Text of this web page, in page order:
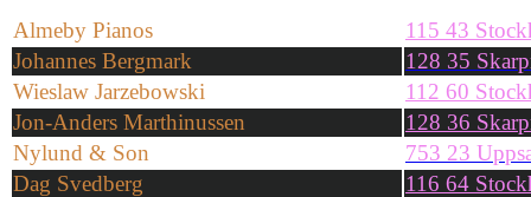
Almeby Pianos
115 43
Johannes Bergmark
128 35
Wieslaw Jarzebowski
112 60
Jon-Anders Marthinussen
128 36
Nylund & Son
753 23
Dag Svedberg
116 64